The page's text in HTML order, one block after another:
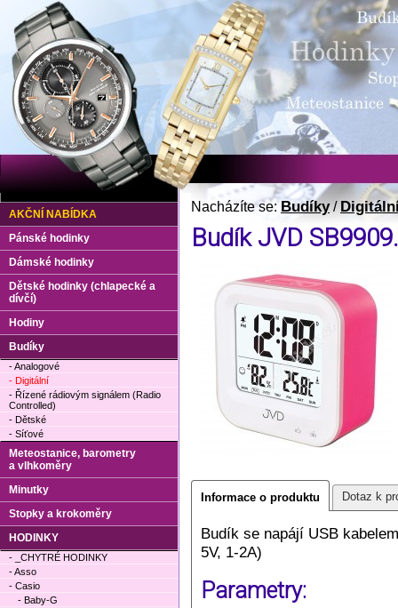
Nacházíte se:Budíky/
Budík JVD
Informace o produktu Dotaz k
Budík se napájí USB
5V, 1-2A)
Parametry:
AKČNÍ NABÍDKA
Pánské hodinky
Dámské hodinky
Dětské hodinky (chlapecké a
dívčí)
Hodiny
Budíky
- Analogové
- Digitální
- Řízené rádiovým signálem (Radio
Controlled)
- Dětské
- Síťové
Meteostanice, barometry
a vlhkoměry
Minutky
Stopky a krokoměry
HODINKY
- _CHYTRÉ HODINKY
- Asso
- Casio
- Baby-G